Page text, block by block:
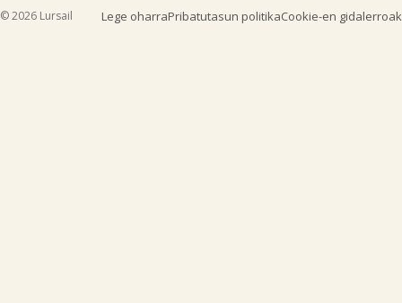
© 2026 Lursail Lege oharraPribatutasun politikaCookie-en gidalerroak